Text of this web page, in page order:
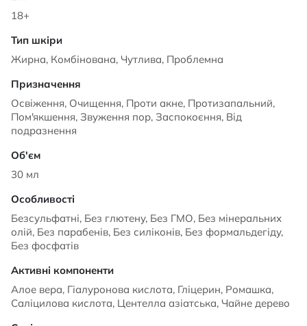
18+
Жирна, Комбінована, Чутлива, Проблемна
Освіження, Очищення, Проти акне, Протизапальний,
Пом'якшення, Звуження пор, Заспокоєння, Від
подразнення
30 мл
Безсульфатні, Без глютену, Без ГМО, Без мінеральних
олій, Без парабенів, Без силіконів, Без формальдегіду,
Без фосфатів
Алое вера, Гіалуронова кислота, Гліцерин, Ромашка,
Саліцилова кислота, Центелла азіатська, Чайне дерево